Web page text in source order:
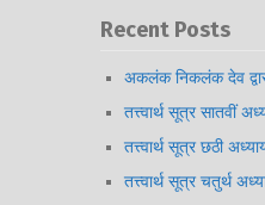
Recent Posts
अकलंक निकलंक देव
तत्त्वार्थ सूत्र सातवीं
तत्त्वार्थ सूत्र छठी
तत्त्वार्थ सूत्र चतुर्थ